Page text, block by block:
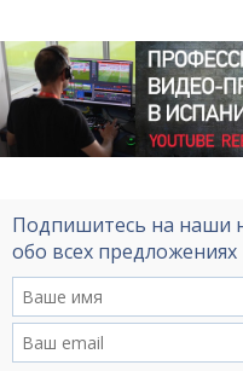
Подпишитесь на наши
обо всех предложениях